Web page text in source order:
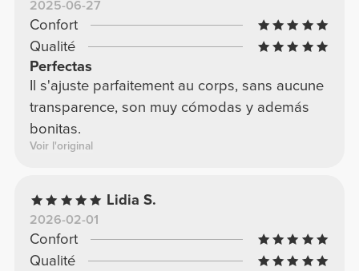
2025-06-27
Confort
Qualité
Perfectas
Il s'ajuste parfaitement au corps, sans aucune
transparence, son muy cómodas y además
bonitas.
Voir l'original
Lidia S.
2026-02-01
Confort
Qualité